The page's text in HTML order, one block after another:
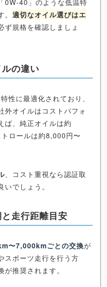
適切なオイル選びはエ
ず規格を確認しましょ
の違い
性に最適化されており、
外オイルはコストパフォ
ば、純正オイルは約
ロールは約8,000円〜
、コスト重視なら認証取
でしょう。
走行距離目安
〜7,000kmごとの交換が
スポーツ走行を行う方
推奨されます。